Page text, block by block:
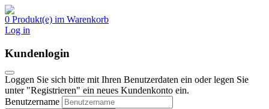
0 Produkt(e) im Warenkorb
Log in
Kundenlogin
Loggen Sie sich bitte mit Ihren Benutzerdaten ein oder legen Sie
unter "Registrieren" ein neues Kundenkonto ein.
Benutzername